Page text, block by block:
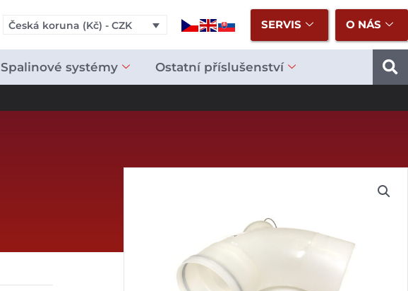
Česká koruna (Kč) - CZK SERVIS O NÁS
Spalinové systémy Ostatní příslušenství